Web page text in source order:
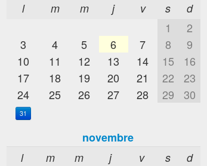
l m m j v s d
1
2
3
4 5 6 7 8
9
10
11 12 13 14 15
16
17
18 19 20 21 22
23
24
25 26 27 28 29 30
31
novembre
l m m j v s d